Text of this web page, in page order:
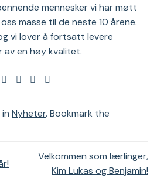
mennesker vi har møtt
masse til de neste 10 årene.
vi lover å fortsatt levere
en høy kvalitet.
Nyheter. Bookmark the
Velkommen som lærlinger,
Kim Lukas og Benjamin!